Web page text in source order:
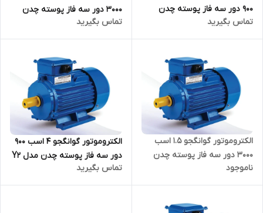
900 دور سه فاز پوسته چدن
مدل Y2 ترمینال بالا
تماس بگیرید
3000 دور سه فاز پوسته چدن
مدل Y2 ترمینال بالا
تماس بگیرید
الکتروموتور گوانگجو 1.5 اسب
3000 دور سه فاز پوسته چدن
مدل Y2 ترمینال بالا
ناموجود
الکتروموتور گوانگجو 4 اسب 900
دور سه فاز پوسته چدن مدل Y2
ترمینال بالا
تماس بگیرید